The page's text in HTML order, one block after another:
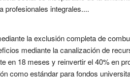
profesionales integrales....
la exclusión completa de
mediante la canalización de
en 18 meses y reinvertir el 40% en
como estándar para fondos